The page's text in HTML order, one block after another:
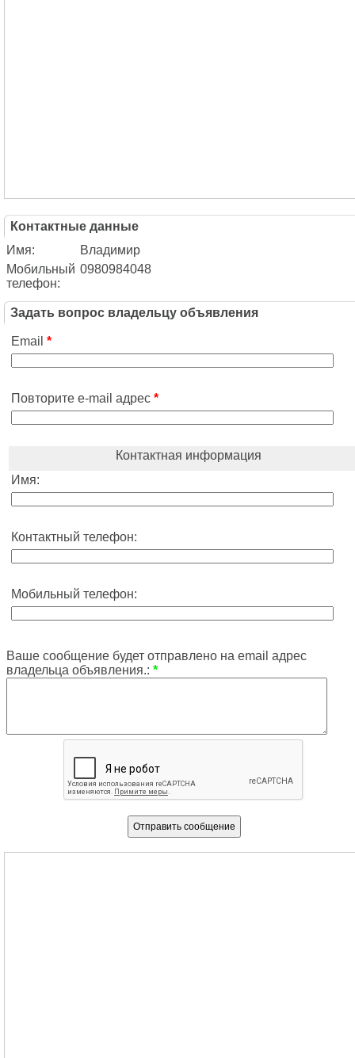
Контактные данные
Имя:
Владимир
Мобильный
телефон:
0980984048
Задать вопрос владельцу объявления
Email *
Повторите e-mail адрес *
Контактная информация
Имя:
Контактный телефон:
Мобильный телефон:
Ваше сообщение будет отправлено на email адрес
владельца объявления.: *